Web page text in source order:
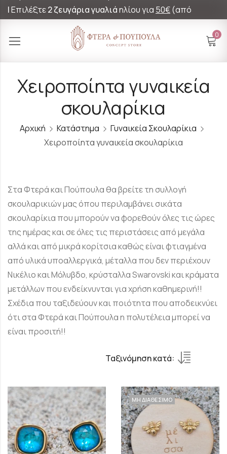
|Επιλέξτε2 ζευγάρια γυαλιάηλίου για 50€(από
0
Χειροποίητα γυναικεία
σκουλαρίκια
Αρχική Κατάστημα
Γυναικεία Σκουλαρίκια
Χειροποίητα γυναικεία σκουλαρίκια
Στα Φτερά και Πούπουλα θα βρείτε τη συλλογή
σκουλαρικιών μας όπου περιλαμβάνει σικάτα
σκουλαρίκια που μπορούν να φορεθούν όλες τις ώρες
της ημέρας και σε όλες τις περιστάσεις από μεγάλα
αλλά και από μικρά κορίτσια καθώς είναι φτιαγμένα
από υλικά υποαλλεργικά, μέταλλα που δεν περιέχουν
Νικέλιο και Μόλυβδο, κρύσταλλα Swarovski και κράματα
μετάλλων που ενδείκνυνται για χρήση καθημερινή!!
Σχέδια που ταξιδεύουν και ποιότητα που αποδεικνύει
ότι στα Φτερά και Πούπουλα η πολυτέλεια μπορεί να
είναι προσιτή!!
Ταξινόμηση κατά:
ΜΗ ΔΙΑΘΕΣΙΜΟ